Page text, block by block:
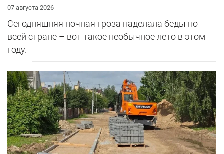
07 августа 2026
Сегодняшняя ночная гроза наделала беды по
всей стране – вот такое необычное лето в этом
году.